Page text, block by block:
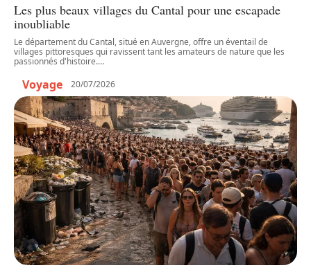
Les plus beaux villages du Cantal pour une escapade
inoubliable
Le département du Cantal, situé en Auvergne, offre un éventail de
villages pittoresques qui ravissent tant les amateurs de nature que les
passionnés d'histoire.…
Voyage 20/07/2026